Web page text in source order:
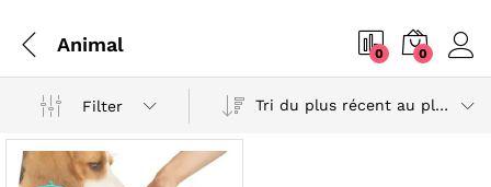
Animal 0 0
Filter Tri du plus récent au plus ancien